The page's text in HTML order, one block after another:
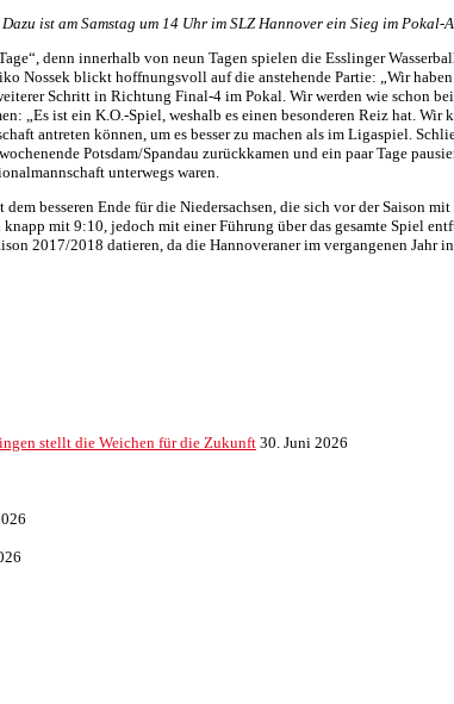
ist am Samstag um 14 Uhr im SLZ Hannover ein Sieg im
denn innerhalb von neun Tagen spielen die Esslinger
Nossek blickt hoffnungsvoll auf die anstehende Partie: „Wir
Schritt in Richtung Final-4 im Pokal. Wir werden wie schon
„Es ist ein K.O.-Spiel, weshalb es einen besonderen Reiz hat.
antreten können, um es besser zu machen als im Ligaspiel.
Potsdam/Spandau zurückkamen und ein paar Tage
unterwegs waren.
besseren Ende für die Niedersachsen, die sich vor der Saison
mit 9:10, jedoch mit einer Führung über das gesamte Spiel
2017/2018 datieren, da die Hannoveraner im vergangenen Jahr
stellt die Weichen für die Zukunft 30. Juni 2026